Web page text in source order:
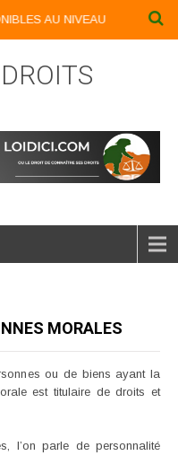
AU NIVEAU DU MENU
DROITS
MORALES
ou de biens ayant la
est titulaire de droits et
l’on parle de personnalité